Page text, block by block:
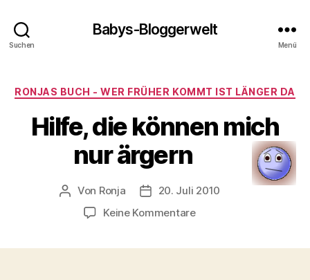
Suchen
Babys-Bloggerwelt
Menü
Kategorien
RONJAS BUCH - WER FRÜHER KOMMT IST LÄNGER DA
Hilfe, die können mich
nur ärgern
Beitragsautor
Von Ronja Veröffentlichungsdatum
20. Juli 2010
Keine Kommentarezu